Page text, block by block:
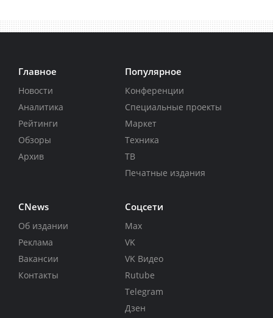
Главное
Новости
Аналитика
Рейтинги
Обзоры
Архив
Популярное
Конференции
Специальные проекты
Маркет
Техника
ТВ
Печатные издания
CNews
Об издании
Реклама
Вакансии
Контакты
Соцсети
Max
VK
VK Видео
Rutube
Telegram
Дзен